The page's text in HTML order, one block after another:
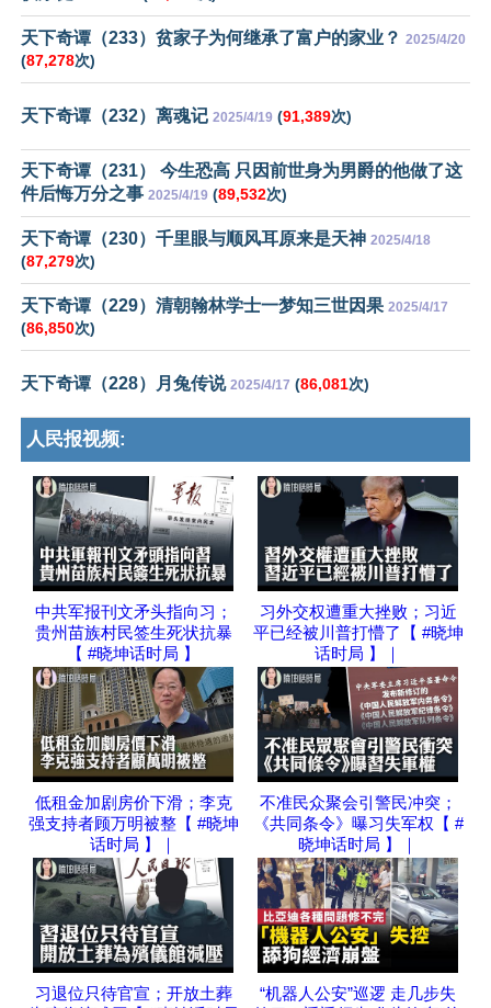
天下奇谭（233）贫家子为何继承了富户的家业？ 2025/4/20
(87,278次)
天下奇谭（232）离魂记 2025/4/19 (91,389次)
天下奇谭（231） 今生恐高 只因前世身为男爵的他做了这
件后悔万分之事 2025/4/19 (89,532次)
天下奇谭（230）千里眼与顺风耳原来是天神 2025/4/18
(87,279次)
天下奇谭（229）清朝翰林学士一梦知三世因果 2025/4/17
(86,850次)
天下奇谭（228）月兔传说 2025/4/17 (86,081次)
人民报视频:
中共军报刊文矛头指向习；
贵州苗族村民签生死状抗暴
【 #晓坤话时局 】
习外交权遭重大挫败；习近
平已经被川普打懵了【 #晓坤
话时局 】｜
低租金加剧房价下滑；李克
强支持者顾万明被整【 #晓坤
话时局 】｜
不准民众聚会引警民冲突；
《共同条令》曝习失军权【 #
晓坤话时局 】｜
习退位只待官宣；开放土葬
“机器人公安”巡逻 走几步失